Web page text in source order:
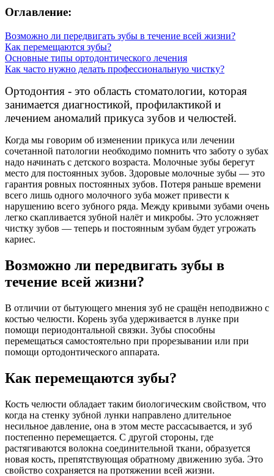
Оглавление:
Возможно ли передвигать зубы в течение всей жизни?
Как перемещаются зубы?
Основные типы ортодонтического лечения
Как часто нужно делать профессиональную чистку?
Ортодонтия - это область стоматологии, которая
занимается диагностикой, профилактикой и
лечением аномалий прикуса зубов и челюстей.
Когда мы говорим об изменении прикуса или лечении
сочетанной патологии необходимо помнить что заботу о зубах
надо начинать с детского возраста. Молочные зубы берегут
место для постоянных зубов. Здоровые молочные зубы — это
гарантия ровных постоянных зубов. Потеря раньше времени
всего лишь одного молочного зуба может привести к
нарушению всего зубного ряда. Между кривыми зубами очень
легко скапливается зубной налёт и микробы. Это усложняет
чистку зубов — теперь и постоянным зубам будет угрожать
кариес.
Возможно ли передвигать зубы в
течение всей жизни?
В отличии от бытующего мнения зуб не сращён неподвижно с
костью челюсти. Корень зуба удерживается в лунке при
помощи периодонтальной связки. Зубы способны
перемещаться самостоятельно при прорезывании или при
помощи ортодонтического аппарата.
Как перемещаются зубы?
Кость челюсти обладает таким биологическим свойством, что
когда на стенку зубной лунки направлено длительное
несильное давление, она в этом месте рассасывается, и зуб
постепенно перемещается. С другой стороны, где
растягиваются волокна соединительной ткани, образуется
новая кость, препятствующая обратному движению зуба. Это
свойство сохраняется на протяжении всей жизни.